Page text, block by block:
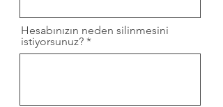
Hesabınızın neden silinmesini
istiyorsunuz?